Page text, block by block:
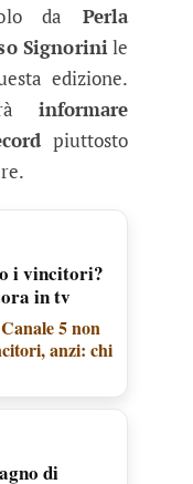
da Perla
Signorinile
edizione.
informare
piuttosto
i vincitori?
in tv
5 non
anzi: chi
di